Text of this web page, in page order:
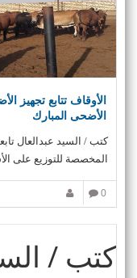
الأوقاف تتابع تجهيز
الأضحى المبارك
كتب / السيد عبدالعال
المخصصة للتوزيع على
0
كتب /